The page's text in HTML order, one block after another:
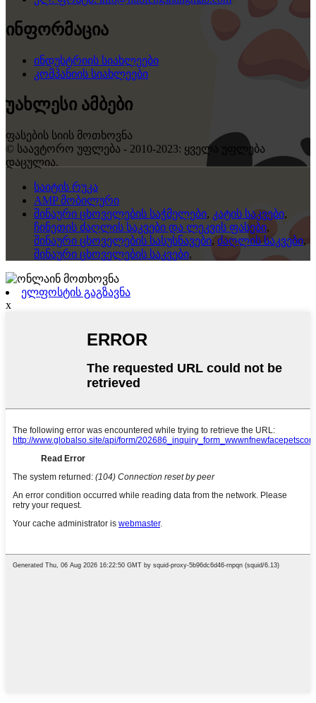
ინფორმაცია
ინდუსტრიის სიახლეები
კომპანიის სიახლეები
უახლესი ამბები
ფასების სიის მოთხოვნა
© საავტორო უფლება - 2010-2023: ყველა უფლება
დაცულია.
საიტის რუკა
AMP მობილური
შინაური ცხოველების საჭმელები, კატის საკვები,
ჩინეთის ძაღლის საკვები და ლეკვის ფასები,
შინაური ცხოველების სასუსნავები, ძაღლის საკვები,
შინაური ცხოველების საკვები,
ელფოსტის გაგზავნა
x